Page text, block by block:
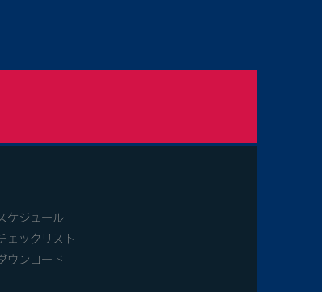
ケジュール
ェックリスト
ダウンロード